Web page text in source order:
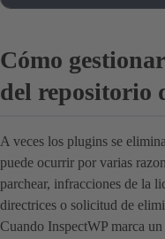
Cómo
del repositorio
A veces los plugins se
puede ocurrir por varias
parchear, infracciones de la
directrices o solicitud de
Cuando InspectWP marca